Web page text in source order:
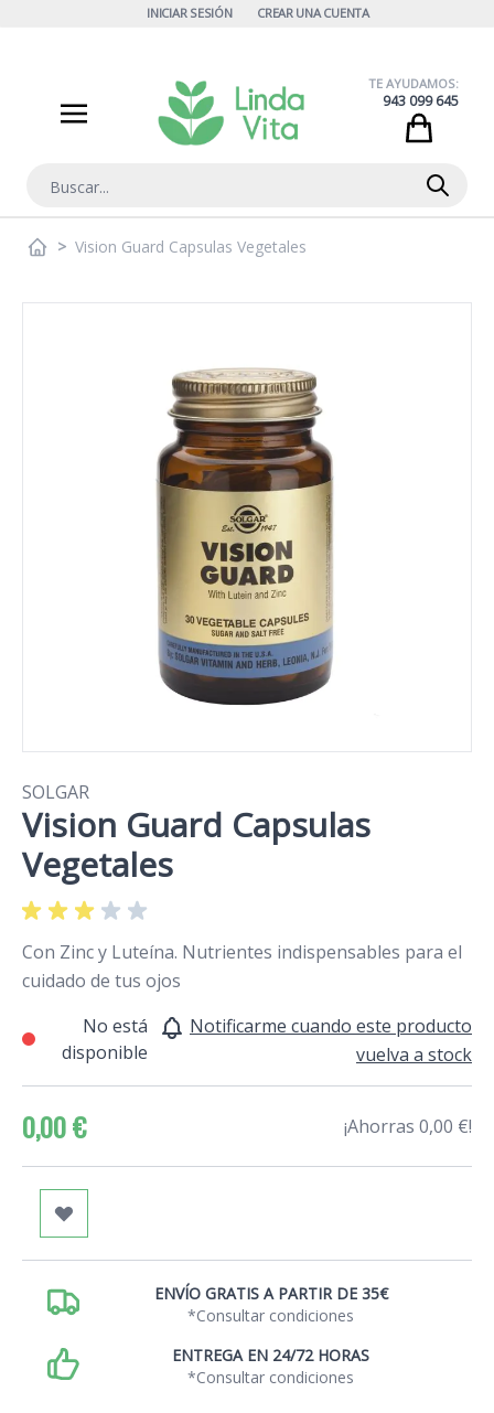
INICIAR SESIÓN CREAR UNA CUENTA
Buscar
TE AYUDAMOS:
943 099 645
> Vision Guard Capsulas Vegetales
SOLGAR
Vision Guard Capsulas
Vegetales
Con Zinc y Luteína. Nutrientes indispensables para el
cuidado de tus ojos
No está
disponible
Notificarme cuando este producto
vuelva a stock
0,00 € ¡Ahorras 0,00 €!
ENVÍO GRATIS A PARTIR DE 35€
*Consultar condiciones
ENTREGA EN 24/72 HORAS
*Consultar condiciones